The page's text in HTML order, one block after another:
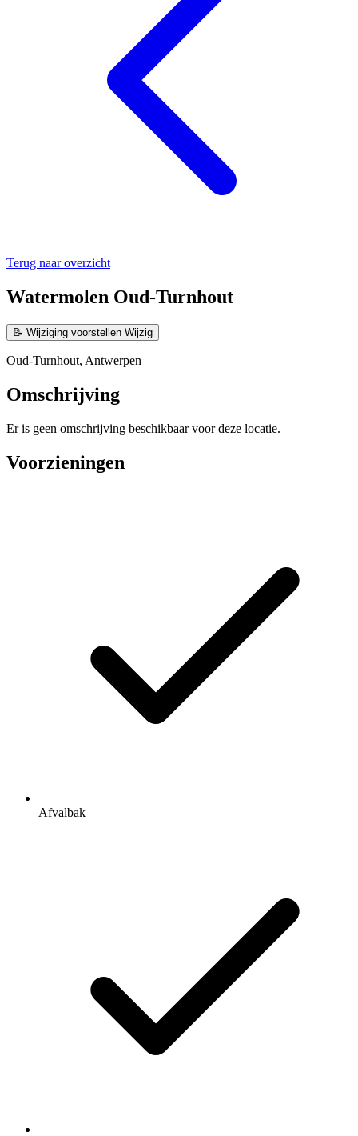
Terug naar overzicht
Watermolen Oud-Turnhout
📝 Wijziging voorstellen Wijzig
Oud-Turnhout, Antwerpen
Omschrijving
Er is geen omschrijving beschikbaar voor deze locatie.
Voorzieningen
Afvalbak